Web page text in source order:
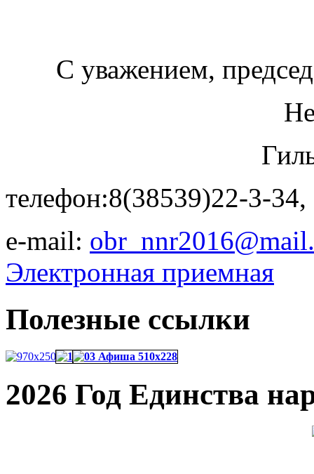
С уважением,
телефон:8(38539)22-3-
e-mail:
Электронная приемная
Полезные ссылки
2026 Год Единства